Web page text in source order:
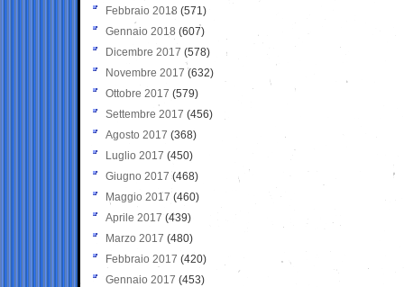
Febbraio 2018 (571)
Gennaio 2018 (607)
Dicembre 2017 (578)
Novembre 2017 (632)
Ottobre 2017 (579)
Settembre 2017 (456)
Agosto 2017 (368)
Luglio 2017 (450)
Giugno 2017 (468)
Maggio 2017 (460)
Aprile 2017 (439)
Marzo 2017 (480)
Febbraio 2017 (420)
Gennaio 2017 (453)